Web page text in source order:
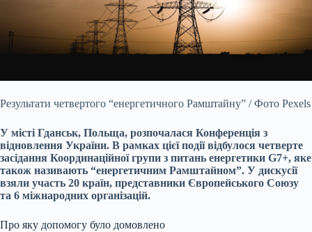
Результати четвертого “енергетичного Рамштайну” / Фото Pexels
У місті Гданськ, Польща, розпочалася Конференція з
відновлення України. В рамках цієї події відбулося четверте
засідання Координаційної групи з питань енергетики G7+, яке
також називають “енергетичним Рамштайном”. У дискусії
взяли участь 20 країн, представники Європейського Союзу
та 6 міжнародних організацій.
Про яку допомогу було домовлено